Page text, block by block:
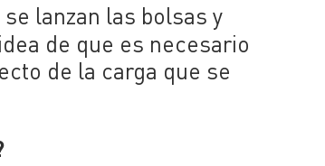
lanzan las bolsas y
de que es necesario
de la carga que se